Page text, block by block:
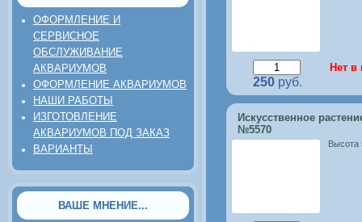
ОФОРМЛЕНИЕ И
СЕРВИСНОЕ
ОБСЛУЖИВАНИЕ
АКВАРИУМОВ
ОФОРМЛЕНИЕ АКВАРИУМОВ
НАШИ РАБОТЫ
ИЗГОТОВЛЕНИЕ
АКВАРИУМОВ ПОД ЗАКАЗ
ВАРИАНТЫ
ВАШЕ МНЕНИЕ...
250руб.
Нет в
Искусственное
№5570